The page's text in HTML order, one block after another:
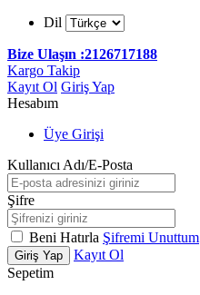
Dil
Bize Ulaşın :2126717188
Kargo Takip
Kayıt Ol Giriş Yap
Hesabım
Üye Girişi
Kullanıcı Adı/E-Posta
Şifre
Beni Hatırla Şifremi Unuttum
Giriş Yap
Kayıt Ol
Sepetim